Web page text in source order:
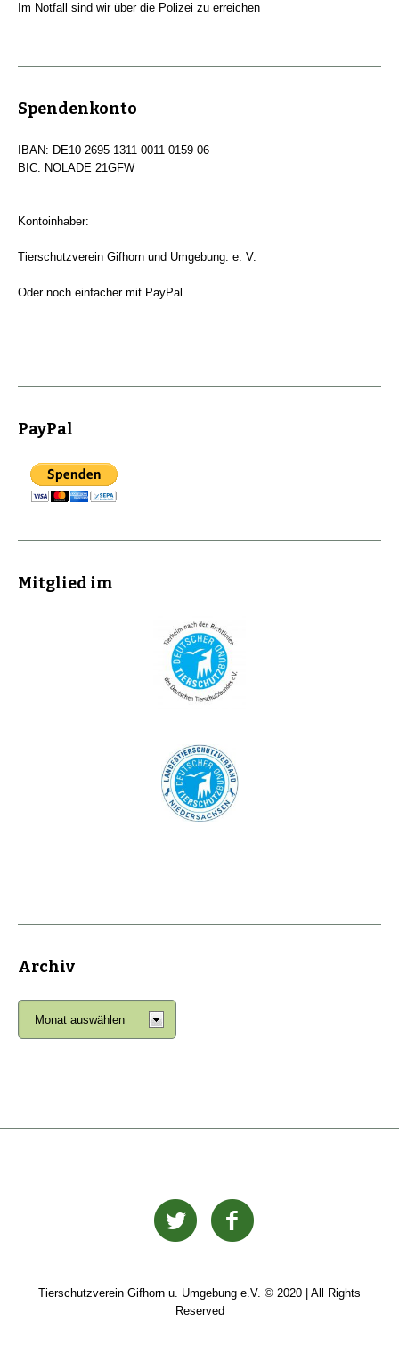
Im Notfall sind wir über die Polizei zu erreichen
Spendenkonto
IBAN: DE10 2695 1311 0011 0159 06
BIC: NOLADE 21GFW
Kontoinhaber:
Tierschutzverein Gifhorn und Umgebung. e. V.
Oder noch einfacher mit PayPal
PayPal
Mitglied im
Archiv
Tierschutzverein Gifhorn u. Umgebung e.V. © 2020 | All Rights
Reserved